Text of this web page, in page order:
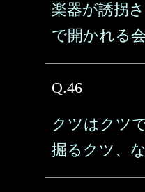
楽器が誘拐
で開かれる
Q.46
クツはクツ
掘るクツ、